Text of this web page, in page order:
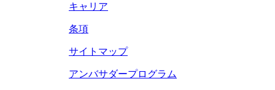
キャリア
条項
サイトマップ
アンバサダープログラム